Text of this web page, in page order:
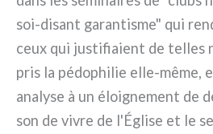
soi-disant garan­ti­sme" qui
ceux qui justi­fia­ient de tel­les
pris la pédo­phi­lie elle-même,
ana­ly­se à un éloi­gne­ment de
son de vivre de l'Église et le